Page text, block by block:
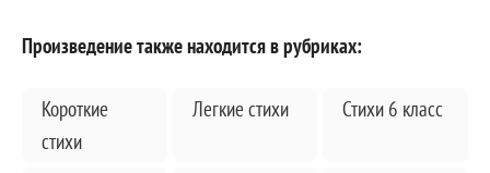
Произведение также находится в рубриках:
Короткие
стихи
Легкие стихи Стихи 6 класс